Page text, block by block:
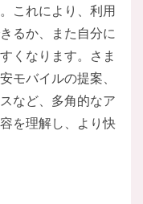
これにより、利用
るか、また自分に
くなります。さま
モバイルの提案、
など、多角的なア
を理解し、より快